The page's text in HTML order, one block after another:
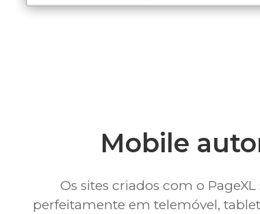
Mobile
Os sites criados com o
perfeitamente em telemóvel,